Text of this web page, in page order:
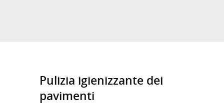
Pulizia igienizzante dei
pavimenti